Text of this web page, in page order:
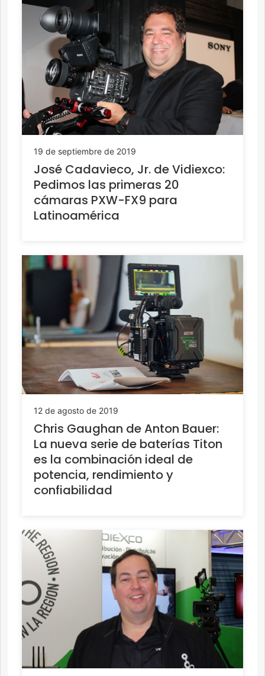
19 de septiembre de 2019
José Cadavieco, Jr. de Vidiexco:
Pedimos las primeras 20
cámaras PXW-FX9 para
Latinoamérica
12 de agosto de 2019
Chris Gaughan de Anton Bauer:
La nueva serie de baterías Titon
es la combinación ideal de
potencia, rendimiento y
confiabilidad